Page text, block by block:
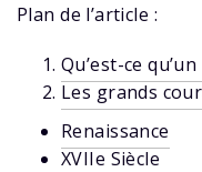
Plan de l’article :
Qu’est-ce
Les grands
Renaissance
XVIIe Siècle